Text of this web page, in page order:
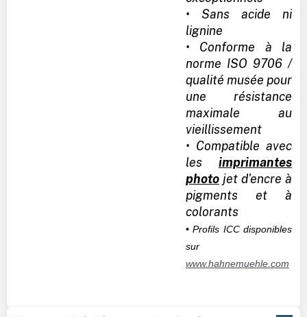
• Sans acide ni
lignine
• Conforme à la
norme ISO 9706 /
qualité musée pour
une résistance
maximale au
vieillissement
• Compatible avec
les imprimantes
photojet d'encre à
pigments et à
colorants
• Profils ICC disponibles
sur
www.hahnemuehle.com